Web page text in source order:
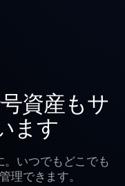
資産もサ
ます
いつでもどこでも
理できます。